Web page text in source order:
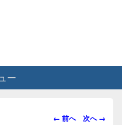
ー
画
← 前へ 次へ →